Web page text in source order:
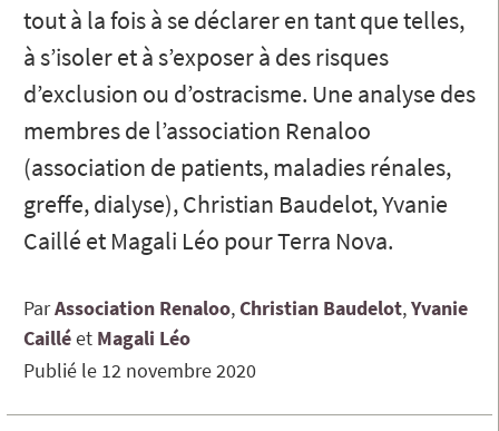
tout à la fois à se déclarer en tant que telles,
à s’isoler et à s’exposer à des risques
d’exclusion ou d’ostracisme. Une analyse des
membres de l’association Renaloo
(association de patients, maladies rénales,
greffe, dialyse), Christian Baudelot, Yvanie
Caillé et Magali Léo pour Terra Nova.
ParAssociation Renaloo Christian Baudelot Yvanie
Caillé
Magali Léo
Publié le 12 novembre 2020